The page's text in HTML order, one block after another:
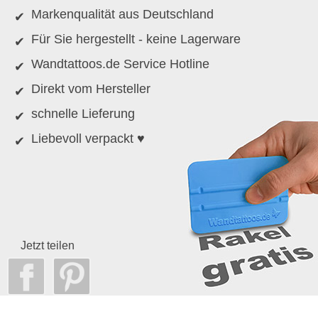
Markenqualität aus Deutschland
Für Sie hergestellt - keine Lagerware
Wandtattoos.de Service Hotline
Direkt vom Hersteller
schnelle Lieferung
Liebevoll verpackt ♥
Jetzt teilen